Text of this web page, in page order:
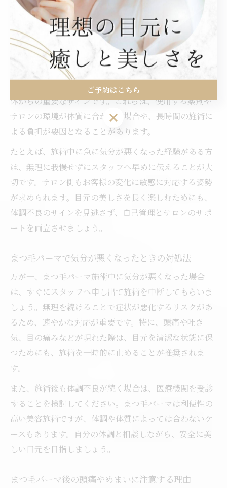
まつ毛パーマ中の体調不良サインを見逃さない
まつ毛パーマの施術中に体調不良を感じることは、決し
て珍しいことではありません。特に、目元がピリピリす
る、目の奥が痛い、息苦しさやめまいといった症状は、
体からの重要なサインです。これらは、使用する薬剤や
サロンの環境が体質に合わない場合や、長時間の施術に
よる負担が要因となることがあります。
たとえば、施術中に急に気分が悪くなった経験がある方
は、無理に我慢せずにスタッフへ早めに伝えることが大
切です。サロン側もお客様の変化に敏感に対応する姿勢
が求められます。目元の美しさを長く楽しむためにも、
体調不良のサインを見逃さず、自己管理とサロンのサポ
ートを両立させましょう。
まつ毛パーマで気分が悪くなったときの対処法
万が一、まつ毛パーマ施術中に気分が悪くなった場合
は、すぐにスタッフへ申し出て施術を中断してもらいま
しょう。無理を続けることで症状が悪化するリスクがあ
るため、速やかな対応が重要です。特に、頭痛や吐き
気、目の痛みなどが現れた際は、目元を清潔な状態に保
つためにも、施術を一時的に止めることが推奨されま
す。
また、施術後も体調不良が続く場合は、医療機関を受診
することを検討してください。まつ毛パーマは利便性の
高い美容施術ですが、体調や体質によっては合わないケ
ースもあります。自分の体調と相談しながら、安全に美
しい目元を目指しましょう。
まつ毛パーマ後の頭痛やめまいに注意する理由
ご予約はこちら
ご予約はこちら